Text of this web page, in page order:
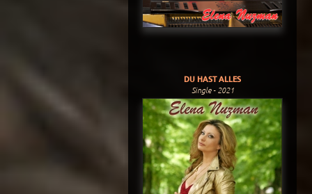
DU HAST ALLES
Single - 2021